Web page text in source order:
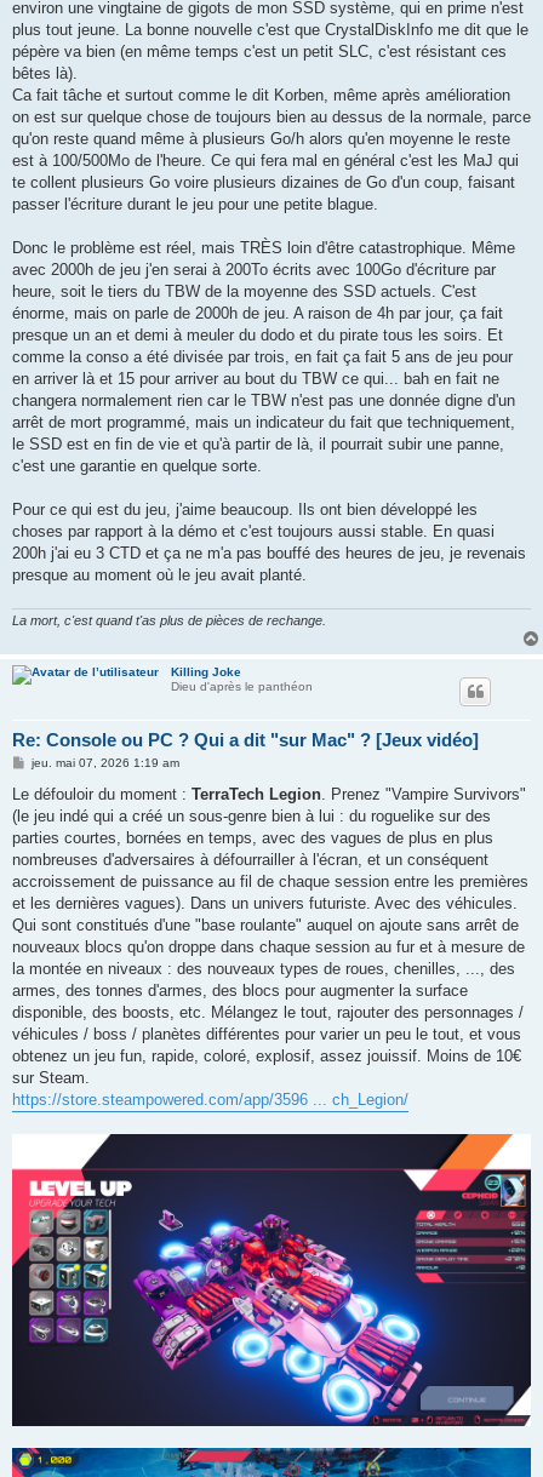
a
g
environ une vingtaine de gigots de mon SSD système, qui en prime n'est
plus tout jeune. La bonne nouvelle c'est que CrystalDiskInfo me dit que le
pépère va bien (en même temps c'est un petit SLC, c'est résistant ces
bêtes là).
Ca fait tâche et surtout comme le dit Korben, même après amélioration
on est sur quelque chose de toujours bien au dessus de la normale, parce
qu'on reste quand même à plusieurs Go/h alors qu'en moyenne le reste
est à 100/500Mo de l'heure. Ce qui fera mal en général c'est les MaJ qui
te collent plusieurs Go voire plusieurs dizaines de Go d'un coup, faisant
passer l'écriture durant le jeu pour une petite blague.
Donc le problème est réel, mais TRÈS loin d'être catastrophique. Même
avec 2000h de jeu j'en serai à 200To écrits avec 100Go d'écriture par
heure, soit le tiers du TBW de la moyenne des SSD actuels. C'est
énorme, mais on parle de 2000h de jeu. A raison de 4h par jour, ça fait
presque un an et demi à meuler du dodo et du pirate tous les soirs. Et
comme la conso a été divisée par trois, en fait ça fait 5 ans de jeu pour
en arriver là et 15 pour arriver au bout du TBW ce qui... bah en fait ne
changera normalement rien car le TBW n'est pas une donnée digne d'un
arrêt de mort programmé, mais un indicateur du fait que techniquement,
le SSD est en fin de vie et qu'à partir de là, il pourrait subir une panne,
c'est une garantie en quelque sorte.
Pour ce qui est du jeu, j'aime beaucoup. Ils ont bien développé les
choses par rapport à la démo et c'est toujours aussi stable. En quasi
200h j'ai eu 3 CTD et ça ne m'a pas bouffé des heures de jeu, je revenais
presque au moment où le jeu avait planté.
La mort, c'est quand t'as plus de pièces de rechange.
Killing Joke
Dieu d'après le panthéon
Re: Console ou PC ? Qui a dit "sur Mac" ? [Jeux vidéo]
M
s
a
g
jeu. mai 07, 2026 1:19 am
Le défouloir du moment : TerraTech Legion. Prenez "Vampire Survivors"
(le jeu indé qui a créé un sous-genre bien à lui : du roguelike sur des
parties courtes, bornées en temps, avec des vagues de plus en plus
nombreuses d'adversaires à défourrailler à l'écran, et un conséquent
accroissement de puissance au fil de chaque session entre les premières
et les dernières vagues). Dans un univers futuriste. Avec des véhicules.
Qui sont constitués d'une "base roulante" auquel on ajoute sans arrêt de
nouveaux blocs qu'on droppe dans chaque session au fur et à mesure de
la montée en niveaux : des nouveaux types de roues, chenilles, ..., des
armes, des tonnes d'armes, des blocs pour augmenter la surface
disponible, des boosts, etc. Mélangez le tout, rajouter des personnages /
véhicules / boss / planètes différentes pour varier un peu le tout, et vous
obtenez un jeu fun, rapide, coloré, explosif, assez jouissif. Moins de 10€
sur Steam.
https://store.steampowered.com/app/3596 ... ch_Legion/